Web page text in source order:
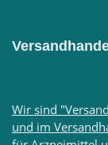
Wir sind
und im